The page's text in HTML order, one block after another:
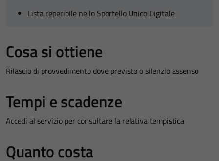
Lista reperibile nello Sportello Unico Digitale
Cosa si ottiene
Rilascio di provvedimento dove previsto o silenzio assenso
Tempi e scadenze
Accedi al servizio per consultare la relativa tempistica
Quanto costa